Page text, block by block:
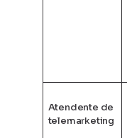
Atendente de
telemarketing